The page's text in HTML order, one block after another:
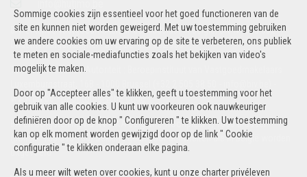
Sommige cookies zijn essentieel voor het goed functioneren van de
site en kunnen niet worden geweigerd. Met uw toestemming gebruiken
we andere cookies om uw ervaring op de site te verbeteren, ons publiek
te meten en sociale-mediafuncties zoals het bekijken van video's
mogelijk te maken.
Door op "Accepteer alles" te klikken, geeft u toestemming voor het
gebruik van alle cookies. U kunt uw voorkeuren ook nauwkeuriger
definiëren door op de knop " Configureren " te klikken. Uw toestemming
kan op elk moment worden gewijzigd door op de link " Cookie
configuratie " te klikken onderaan elke pagina.
Als u meer wilt weten over cookies, kunt u onze charter privéleven
BIV-erkende vastgoedmakelaar-bemiddelaar in België, BIV N° 500.502
Ondernemingsnummer : BTW BE-434.182.985
Toezichthoudende Autoriteit : Beroepinstituut van Vastgoedmakelaars
www.biv.be-Deontologische code
BA en borgstelling via NV AXA Belgium, Troonplein 1, 1000 Brussel
(polisnr. 730.390.160) Dekking geldt voor activiteiten die in België worden
uitgevoerd